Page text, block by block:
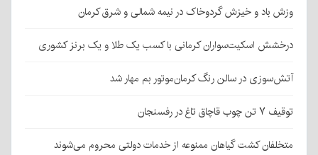
وزش باد و خیزش گردوخاک در نیمه شمالی و شرق کرمان
درخشش اسکیت‌سواران کرمانی با کسب یک طلا و یک برنز کشوری
آتش‌سوزی در سالن رنگ کرمان‌موتور بم مهار شد
توقیف ۷ تن چوب قاچاق تاغ در رفسنجان
متخلفان کشت گیاهان ممنوعه از خدمات دولتی محروم می‌شوند